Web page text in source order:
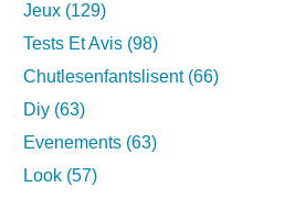
Jeux (129)
Tests Et Avis (98)
Chutlesenfantslisent(66)
Diy (63)
Evenements (63)
Look (57)